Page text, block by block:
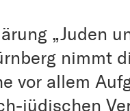
„Juden
nimmt
vor allem
jüdischen